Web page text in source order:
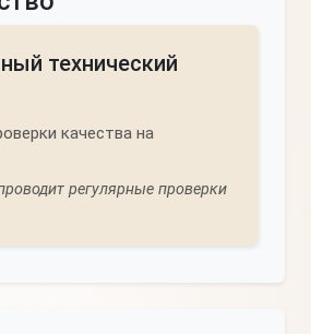
технический
качества на
регулярные проверки